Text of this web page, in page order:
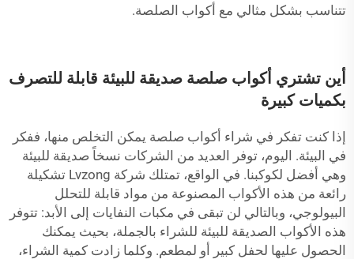
تتناسب بشكل مثالي مع أكواب الصلصة.
أين تشتري أكواب صلصة صديقة للبيئة قابلة للتصرف
بكميات كبيرة
إذا كنت تفكر في شراء أكواب صلصة يمكن التخلص منها، ففكر
في البيئة. اليوم، توفر العديد من الشركات نسخاً صديقة للبيئة
وهي أفضل لكوكبنا. في الواقع، تمتلك شركة Lvzong تشكيلة
رائعة من هذه الأكواب المصنوعة من مواد قابلة للتحلل
البيولوجي، وبالتالي لن تبقى في مكبات النفايات إلى الأبد: تتوفر
هذه الأكواب الصديقة للبيئة للشراء بالجملة، بحيث يمكنك
الحصول عليها لحفل كبير أو لمطعم. وكلما زادت كمية الشراء،